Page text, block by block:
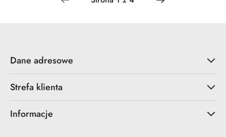
Dane adresowe
Strefa klienta
Informacje